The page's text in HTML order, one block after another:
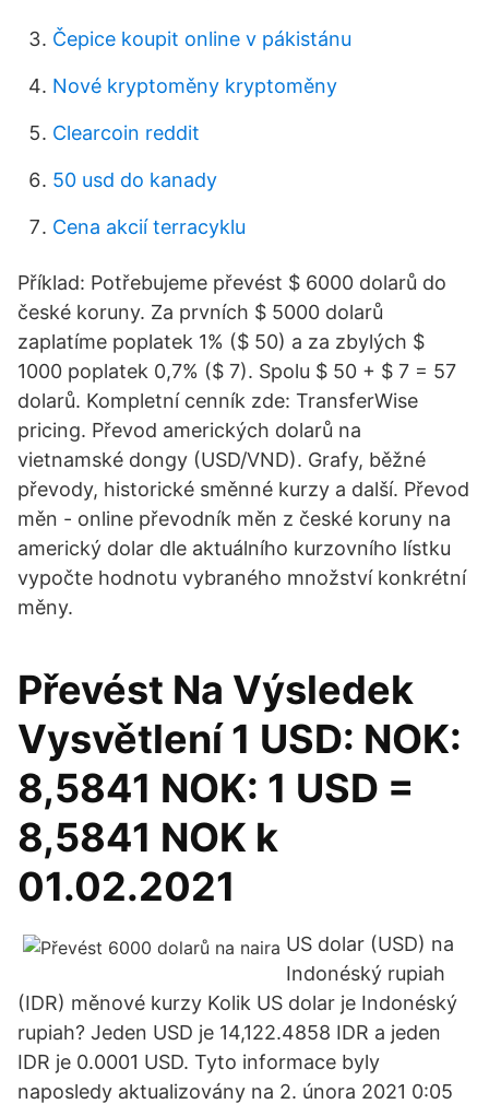
Čepice koupit online v pákistánu
Nové kryptoměny kryptoměny
Clearcoin reddit
50 usd do kanady
Cena akcií terracyklu
Příklad: Potřebujeme převést $ 6000 dolarů do
české koruny. Za prvních $ 5000 dolarů
zaplatíme poplatek 1% ($ 50) a za zbylých $
1000 poplatek 0,7% ($ 7). Spolu $ 50 + $ 7 = 57
dolarů. Kompletní cenník zde: TransferWise
pricing. Převod amerických dolarů na
vietnamské dongy (USD/VND). Grafy, běžné
převody, historické směnné kurzy a další. Převod
měn - online převodník měn z české koruny na
americký dolar dle aktuálního kurzovního lístku
vypočte hodnotu vybraného množství konkrétní
měny.
Převést Na Výsledek
Vysvětlení 1 USD: NOK:
8,5841 NOK: 1 USD =
8,5841 NOK k
01.02.2021
US dolar (USD) na
Indonéský rupiah
(IDR) měnové kurzy Kolik US dolar je Indonéský
rupiah? Jeden USD je 14,122.4858 IDR a jeden
IDR je 0.0001 USD. Tyto informace byly
naposledy aktualizovány na 2. února 2021 0:05